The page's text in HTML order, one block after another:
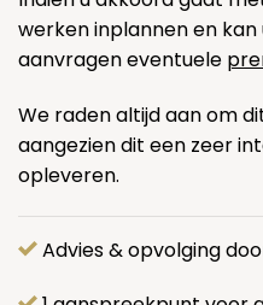
werken inplannen en
aanvragen eventuele
We raden altijd aan om
aangezien dit een zeer
opleveren.
Advies & opvolging